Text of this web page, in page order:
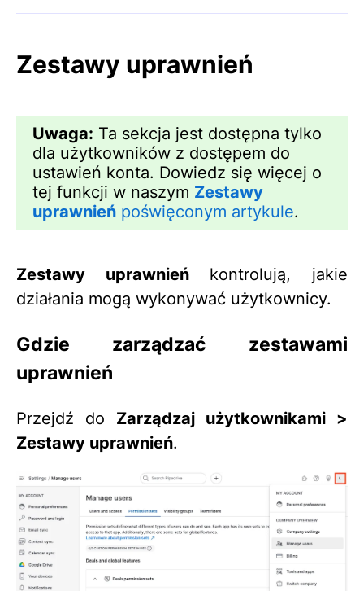
Zestawy uprawnień
Uwaga: Ta sekcja jest dostępna tylko
dla użytkowników z dostępem do
ustawień konta. Dowiedz się więcej o
tej funkcji w naszym Zestawy
uprawnień poświęconym artykule.
Zestawy uprawnieńkontrolują, jakie
działania mogą wykonywać użytkownicy.
Gdzie zarządzać zestawami
uprawnień
Przejdź do Zarządzaj użytkownikami >
Zestawy uprawnień.